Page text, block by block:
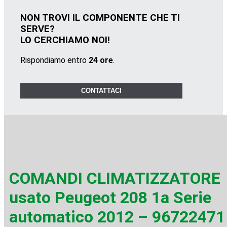
NON TROVI IL COMPONENTE CHE TI
SERVE?
LO CERCHIAMO NOI!
Rispondiamo entro 24 ore.
CONTATTACI
COMANDI CLIMATIZZATORE
usato Peugeot 208 1a Serie
automatico 2012 – 96722471